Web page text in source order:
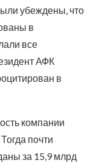
убеждены, что
в
все
АФК
в
компании
почти
за 15,9 млрд